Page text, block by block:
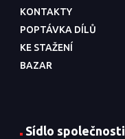
KONTAKTY
POPTÁVKA DÍLŮ
KE STAŽENÍ
BAZAR
Sídlo společnosti